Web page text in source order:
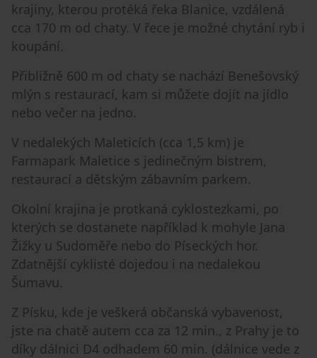
krajiny, kterou protéká řeka Blanice, vzdálená
cca 170 m od chaty. V řece je možné chytání ryb i
koupání.
Přibližně 600 m od chaty se nachází Benešovský
mlýn s restaurací, kam si můžete dojít na jídlo
nebo večer na jedno.
V nedalekých Maleticích (cca 1,5 km) je
Farmapark Maletice s jedinečným bistrem,
restaurací a dětským zábavním parkem.
Okolní krajina je protkaná cyklostezkami, po
kterých se dostanete například k mohyle Jana
Žižky u Sudoměře nebo do Píseckých hor.
Zdatnější cyklisté dojedou i na nedalekou
Šumavu.
Z Písku, kde je veškerá občanská vybavenost,
jste na chatě autem cca za 12 min., z Prahy je to
díky dálnici D4 odhadem 60 min. (dálnice vede z